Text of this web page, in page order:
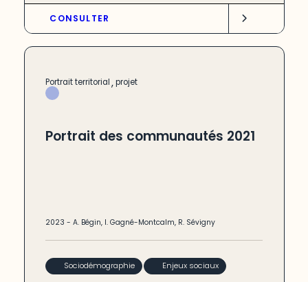
CONSULTER
Portrait territorial, projet
Portrait des communautés 2021
2023-A. Bégin, I. Gagné-Montcalm, R. Sévigny
Sociodémographie Enjeux sociaux